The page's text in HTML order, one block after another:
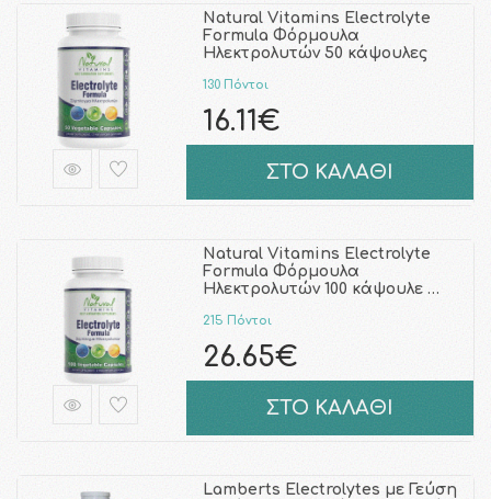
Natural Vitamins Electrolyte
Formula Φόρμουλα
Ηλεκτρολυτών 50 κάψουλες
130 Πόντοι
16.11€
ΣΤΟ ΚΑΛΑΘΙ
Natural Vitamins Electrolyte
Formula Φόρμουλα
Ηλεκτρολυτών 100 κάψουλε …
215 Πόντοι
26.65€
ΣΤΟ ΚΑΛΑΘΙ
Lamberts Electrolytes με Γεύση